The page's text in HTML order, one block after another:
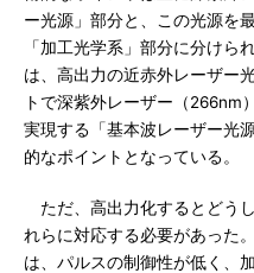
ー光源」部分と、この光源を
「加工光学系」部分に分けら
は、高出力の近赤外レーザー
トで深紫外レーザー（266nm
実現する「基本波レーザー光
的なポイントとなっている。
ただ、高出力化するとどう
れらに対応する必要があった
は、パルスの制御性が低く、